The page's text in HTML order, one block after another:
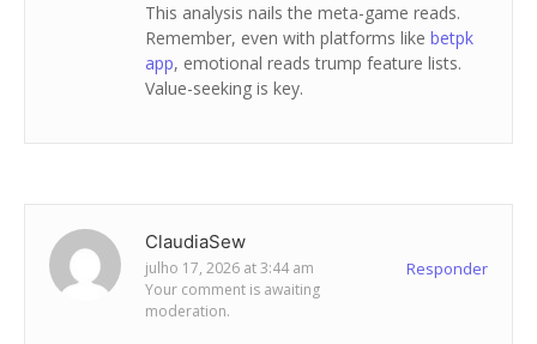
This analysis nails the meta-game reads.
Remember, even with platforms like betpk
app, emotional reads trump feature lists.
Value-seeking is key.
ClaudiaSew
julho 17, 2026 at 3:44 am Responder
Your comment is awaiting
moderation.